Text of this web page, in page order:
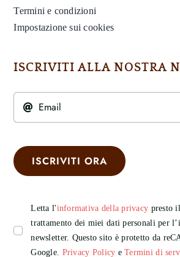
Termini e condizioni
Impostazione sui cookies
ISCRIVITI ALLA NOSTRA
ISCRIVITI ORA
Letta l'informativa della privacy presto
trattamento dei miei dati personali per
newsletter. Questo sito è protetto da
Google. Privacy Policy eTermini di